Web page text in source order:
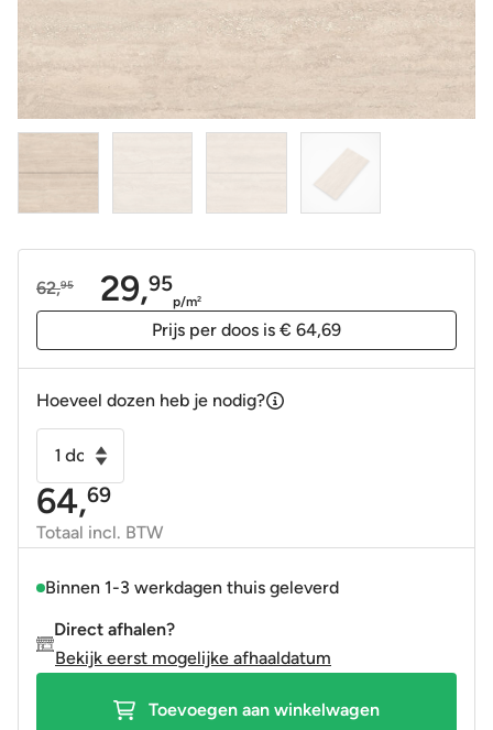
62,95
Oorspronkelijke
29,95
Huidige
p/m2
Prijs per doos is € 64,69
Hoeveel dozen heb je nodig?
Wandtegel
Sforza
travertin
beige
gerectificeerd
R9
64,69
Totaal incl. BTW
Binnen 1-3 werkdagen thuis geleverd
Direct afhalen?
Bekijk eerst mogelijke afhaaldatum
Toevoegen aan winkelwagen